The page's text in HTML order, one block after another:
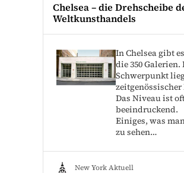
Chelsea – die Drehscheibe
Weltkunsthandels
In Chelsea gibt
die 350 Galerien.
Schwerpunkt
zeitgenössischer
Das Niveau ist
beeindruckend.
Einiges, was
zu sehen…
New York Aktuell